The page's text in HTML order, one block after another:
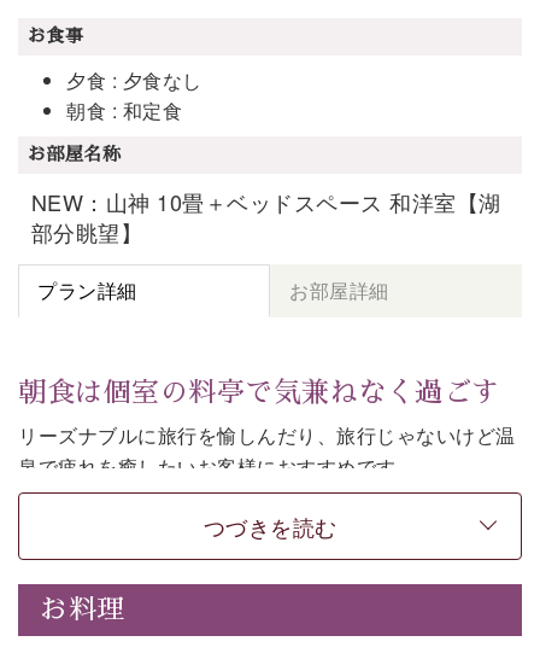
お食事
夕食 : 夕食なし
朝食 : 和定食
お部屋名称
NEW：山神 10畳＋ベッドスペース 和洋室【湖
部分眺望】
プラン詳細 お部屋詳細
朝食は個室の料亭で気兼ねなく過ごす
リーズナブルに旅行を愉しんだり、旅行じゃないけど温
泉で疲れを癒したいお客様におすすめです。
ご朝食は個室の料亭で気兼ねなくお食事をお愉しみくだ
-----------【安心への取り組み】----------
個室料亭、貸切風呂のご利用が可能な上、 安心安全にご
滞在いただけるよう
つづきを読む
お料理